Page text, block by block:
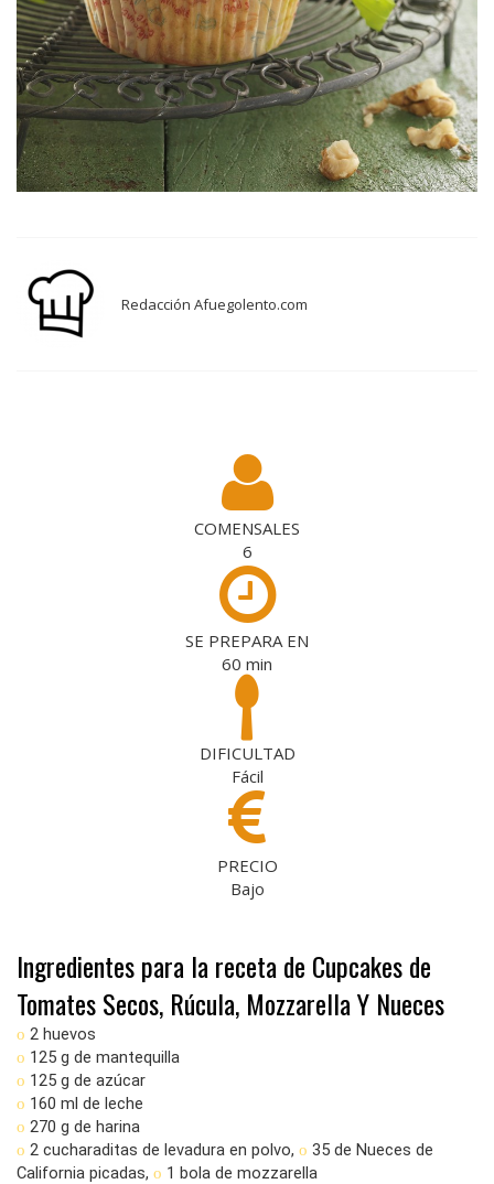
Redacción Afuegolento.com
COMENSALES
6
SE PREPARA EN
60 min
DIFICULTAD
Fácil
PRECIO
Bajo
Ingredientes para la receta de Cupcakes de
Tomates Secos, Rúcula, Mozzarella Y Nueces
o 2 huevos
o 125 g de mantequilla
o 125 g de azúcar
o 160 ml de leche
o 270 g de harina
o 2 cucharaditas de levadura en polvo, o 35 de Nueces de
California picadas, o 1 bola de mozzarella